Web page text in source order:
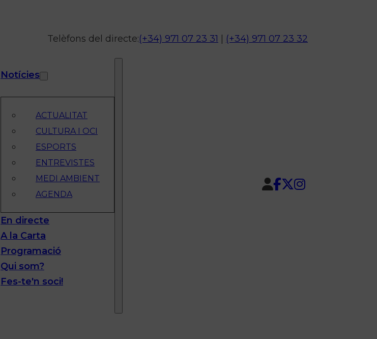
Telèfons del directe:(+34) 971 07 23 31 (+34) 971 07 23 32
Notícies
ACTUALITAT
CULTURA I OCI
ESPORTS
ENTREVISTES
MEDI AMBIENT
AGENDA
En directe
A la Carta
Programació
Qui som?
Fes-te'n soci!